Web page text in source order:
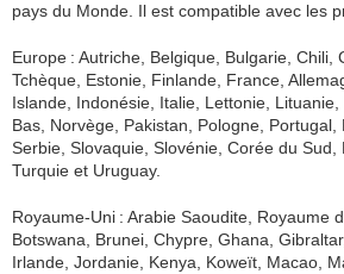
pays du Monde. Il est compatible avec les
Europe : Autriche, Belgique, Bulgarie, Chili,
Tchèque, Estonie, Finlande, France,
Islande, Indonésie, Italie, Lettonie,
Bas, Norvège, Pakistan, Pologne, Portugal,
Serbie, Slovaquie, Slovénie, Corée du Sud,
Turquie et Uruguay.
Royaume-Uni : Arabie Saoudite, Royaume
Botswana, Brunei, Chypre, Ghana,
Irlande, Jordanie, Kenya, Koweït, Macao,